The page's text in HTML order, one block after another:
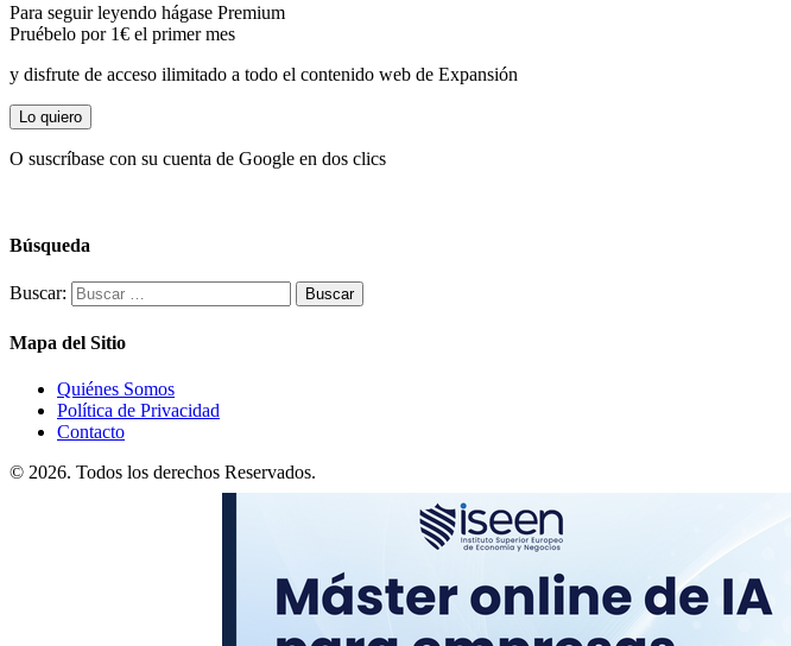
Para seguir leyendo hágase Premium
Pruébelo por 1€ el primer mes
y disfrute de acceso ilimitado a todo el contenido web de Expansión
Lo quiero
O suscríbase con su cuenta de Google en dos clics
Búsqueda
Buscar:
Mapa del Sitio
Quiénes Somos
Política de Privacidad
Contacto
© 2026. Todos los derechos Reservados.